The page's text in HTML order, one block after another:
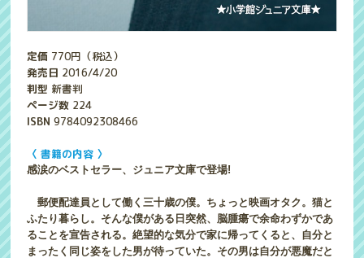
定価 770円（税込）
発売日 2016/4/20
判型 新書判
ページ数 224
ISBN9784092308466
〈 書籍の内容 〉
感涙のベストセラー、ジュニア文庫で登場!
郵便配達員として働く三十歳の僕。ちょっと映画オタク。猫と
ふたり暮らし。そんな僕がある日突然、脳腫瘍で余命わずかであ
ることを宣告される。絶望的な気分で家に帰ってくると、自分と
まったく同じ姿をした男が待っていた。その男は自分が悪魔だと